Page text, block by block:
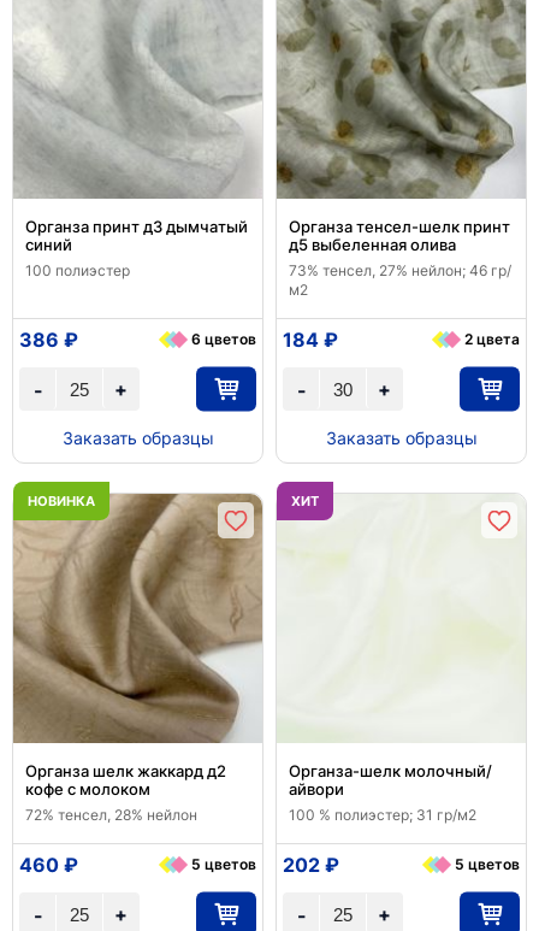
Органза принт д3 дымчатый
синий
100 полиэстер
+
-
386 ₽ 6 цветов
Заказать образцы
Органза тенсел-шелк принт
д5 выбеленная олива
73% тенсел, 27% нейлон; 46 гр/
м2
+
-
184 ₽ 2 цвета
Заказать образцы
НОВИНКА
Органза шелк жаккард д2
кофе с молоком
72% тенсел, 28% нейлон
+
-
460 ₽ 5 цветов
ХИТ
Органза-шелк молочный/
айвори
100 % полиэстер; 31 гр/м2
+
-
202 ₽ 5 цветов